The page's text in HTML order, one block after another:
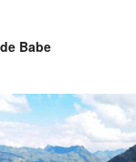
Babe